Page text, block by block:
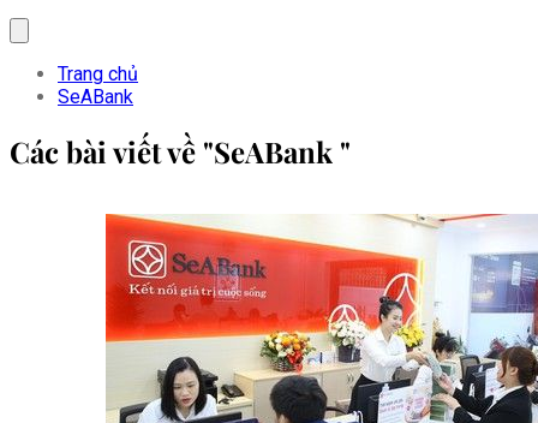
Trang chủ
SeABank
Các bài viết về "SeABank "